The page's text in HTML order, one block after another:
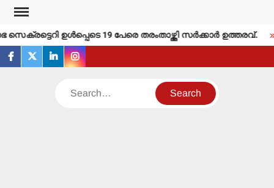
Skip
content
ഉള്‍പ്പെടെ 19 പേരെ തരംതാഴ്ത്തി സര്‍ക്കാര്‍ ഉത്തരവ്.
facebook
twitterlinkedininstagram
Search